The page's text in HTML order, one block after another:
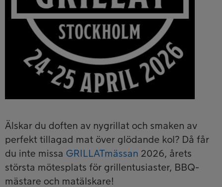
Älskar du doften av nygrillat och smaken av
perfekt tillagad mat över glödande kol? Då får
du inte missa GRILLATmässan 2026, årets
största mötesplats för grillentusiaster, BBQ-
mästare och matälskare!